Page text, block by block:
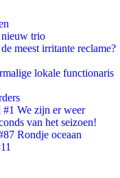
trio
meest irritante reclame?
lokale functionaris
We zijn er weer
van het seizoen!
Rondje oceaan